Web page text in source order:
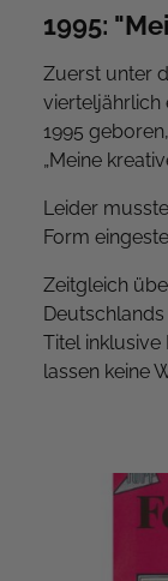
1995:
Zuerst unter
vierteljährlich
1995
„Meine
Leider
Form
Zeitgleich
Titel
lassen keine